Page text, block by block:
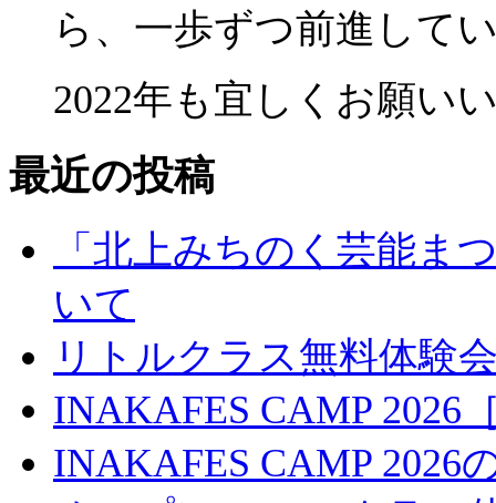
ら、一歩ずつ前進して
2022年も宜しくお願い
最近の投稿
「北上みちのく芸能ま
いて
リトルクラス無料体験
INAKAFES CAMP 2026
INAKAFES CAMP 2026